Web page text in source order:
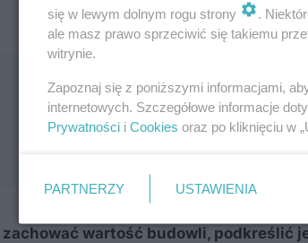
Zabytkowy budynek z
wiedzieć na start?
konkretne plany związane z nową
zrezygnować ze swoich zamierzeń.
wartość budowli, podkreślić
się w lewym dolnym rogu strony
.
ale masz prawo sprzeciwić się takiemu
witrynie.
Zapoznaj się z poniższymi informacjami,
internetowych. Szczegółowe informacje
Prywatności i Cookies oraz po kliknięciu w
PARTNERZY USTAWIENIA